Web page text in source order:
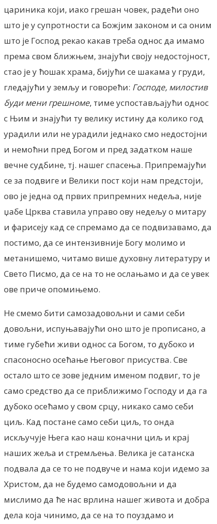
цариника који, иако грешан човек, радећи оно
што је у супротности са Божјим законом и са оним
што је Господ рекао какав треба однос да имамо
према свом ближњем, знајући своју недостојност,
стао је у ћошак храма, бијући се шакама у груди,
гледајући у земљу и говорећи: Господе, милостив
буди мени грешноме, тиме успостављајући однос
с Њим и знајући ту велику истину да колико год
урадили или не урадили једнако смо недостојни
и немоћни пред Богом и пред задатком наше
вечне судбине, тј. нашег спасења. Припремајући
се за подвиге и Велики пост који нам предстоји,
ово је једна од првих припремних недеља, није
џабе Црква ставила управо ову недељу о митару
и фарисеју кад се спремамо да се подвизавамо, да
постимо, да се интензивније Богу молимо и
метанишемо, читамо више духовну литературу и
Свето Писмо, да се на то не ослањамо и да се увек
ове приче опомињемо.
Не смемо бити самозадовољни и сами себи
довољни, испуњавајући оно што је прописано, а
тиме губећи живи однос са Богом, то дубоко и
спасоносно осећање Његовог присуства. Све
остало што се зове једним именом подвиг, то је
само средство да се приближимо Господу и да га
дубоко осећамо у свом срцу, никако само себи
циљ. Кад постане само себи циљ, то онда
искључује Њега као наш коначни циљ и крај
наших жеља и стремљења. Велика је сатанска
подвала да се то не подвуче и нама који идемо за
Христом, да не будемо самодовољни и да
мислимо да ће нас врлина нашег живота и добра
дела која чинимо, да се на то поуздамо и